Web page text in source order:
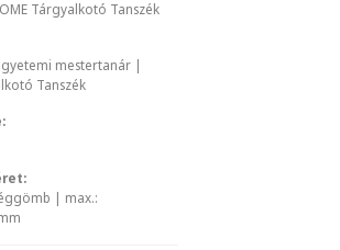
Tárgyalkotó Tanszék
mestertanár |
Tanszék
| max.: